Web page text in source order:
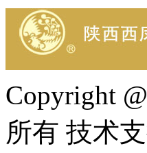
Copyright
所有 技术支